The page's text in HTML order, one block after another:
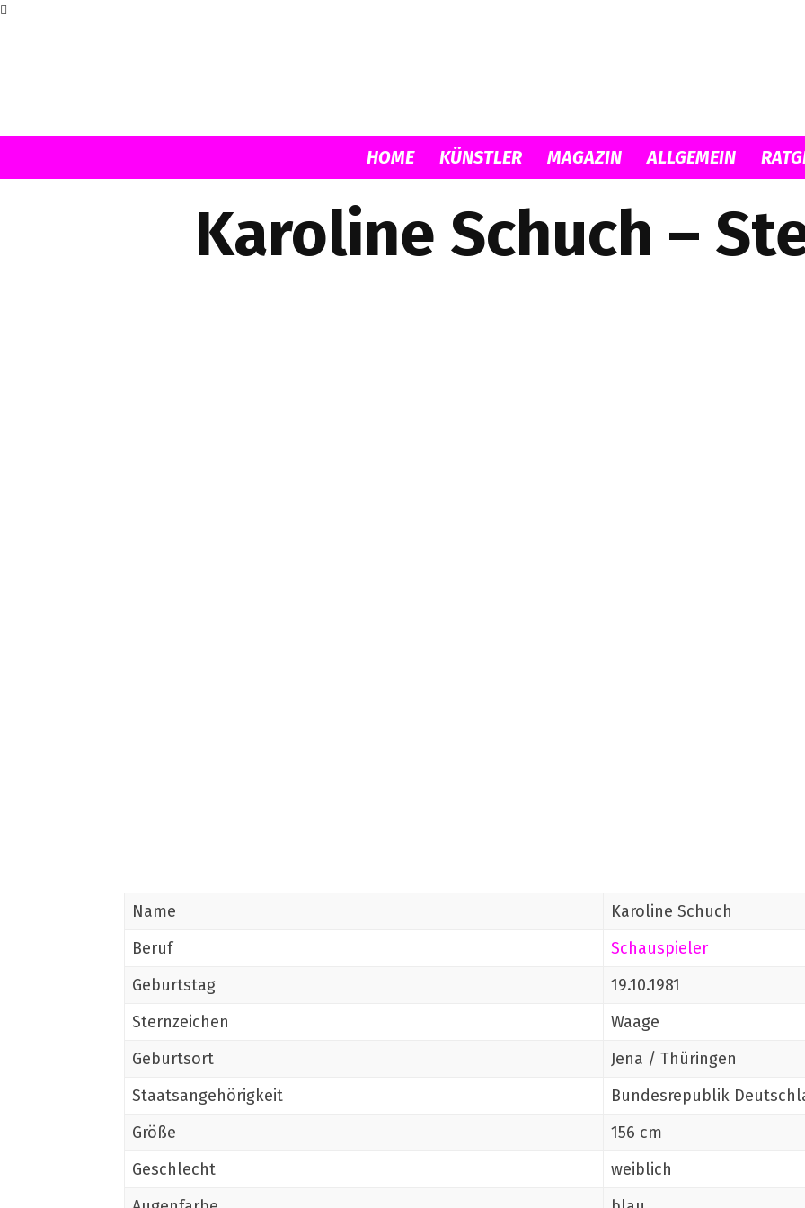
Musicload
HOME KÜNSTLER MAGAZIN ALLGEMEIN
Karoline Schuch –
Name
Karoline Schuch
Beruf
Schauspieler
Geburtstag
19.10.1981
Sternzeichen
Waage
Geburtsort
Jena / Thüringen
Staatsangehörigkeit
Bundesrepublik
Größe
156 cm
Geschlecht
weiblich